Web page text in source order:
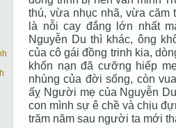
thú, vừa nhục nhã, vừa căm
là nỗi cay đắng lớn nhất
Nguyễn Du thì khác, ông
của cô gái đồng trinh kia,
khốn nạn đã cưỡng hiếp
nhùng của đời sống, còn
ấỵ Người mẹ của Nguyễn
con mình sự ê chề và chịu
trăm năm sau người ta mới